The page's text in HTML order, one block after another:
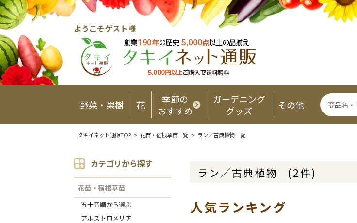
ようこそゲスト様
野菜・果樹 花
季節の
おすすめ
ガーデニング
グッズ
その他
タキイネット通販TOP> 花苗・宿根草苗一覧> ラン／古典植物一覧
カテゴリから探す
花苗・宿根草苗
五十音順から選ぶ
アルストロメリア
ラン／古典植物 (2件)
人気ランキング